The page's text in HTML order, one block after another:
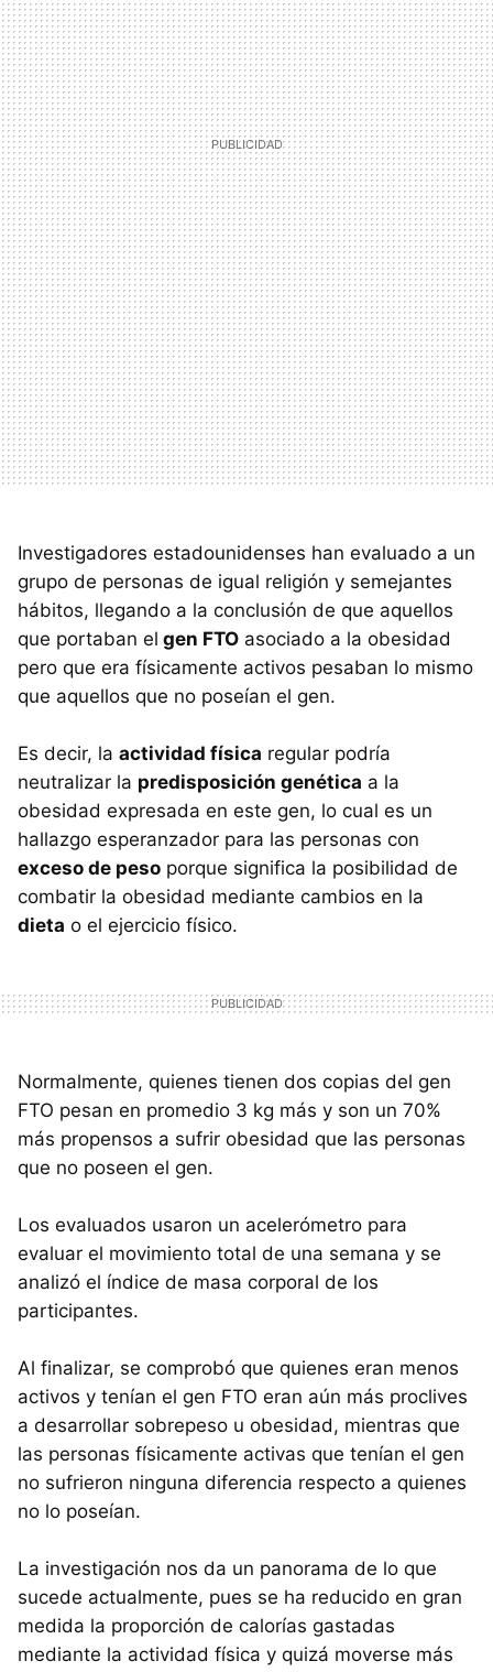
Investigadores estadounidenses han evaluado a un
grupo de personas de igual religión y semejantes
hábitos, llegando a la conclusión de que aquellos
que portaban el gen FTO asociado a la obesidad
pero que era físicamente activos pesaban lo mismo
que aquellos que no poseían el gen.
Es decir, la actividad física regular podría
neutralizar la predisposición genética a la
obesidad expresada en este gen, lo cual es un
hallazgo esperanzador para las personas con
exceso de peso porque significa la posibilidad de
combatir la obesidad mediante cambios en la
dieta o el ejercicio físico.
Normalmente, quienes tienen dos copias del gen
FTO pesan en promedio 3 kg más y son un 70%
más propensos a sufrir obesidad que las personas
que no poseen el gen.
Los evaluados usaron un acelerómetro para
evaluar el movimiento total de una semana y se
analizó el índice de masa corporal de los
participantes.
Al finalizar, se comprobó que quienes eran menos
activos y tenían el gen FTO eran aún más proclives
a desarrollar sobrepeso u obesidad, mientras que
las personas físicamente activas que tenían el gen
no sufrieron ninguna diferencia respecto a quienes
no lo poseían.
La investigación nos da un panorama de lo que
sucede actualmente, pues se ha reducido en gran
medida la proporción de calorías gastadas
mediante la actividad física y quizá moverse más